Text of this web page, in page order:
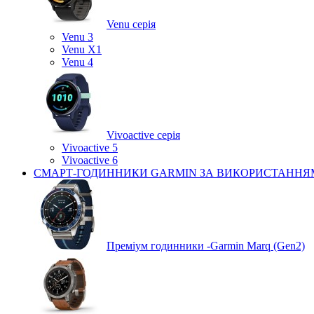
Venu серія
Venu 3
Venu X1
Venu 4
Vivoactive серія
Vivoactive 5
Vivoactive 6
СМАРТ-ГОДИННИКИ GARMIN ЗА
Преміум годинники -Garmin Marq (Gen2)